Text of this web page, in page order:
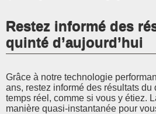
Restez informé des
quinté d’aujourd’hui
Grâce à notre technologie
ans, restez informé des résultats du
temps réel, comme si vous y étiez.
manière quasi-instantanée pour